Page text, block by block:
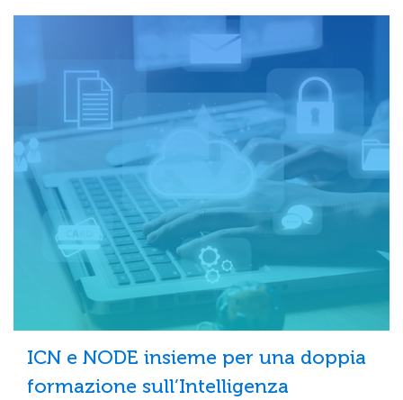
ICN e NODE insieme per una doppia
formazione sull’Intelligenza